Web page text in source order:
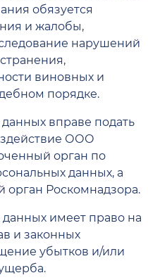
обязуется
и жалобы,
нарушений
виновных и
порядке.
вправе подать
ООО
орган по
данных, а
Роскомнадзора.
имеет право на
и законных
убытков и/или